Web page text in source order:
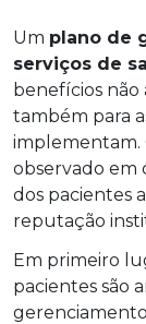
Um plano de
serviços de
benefícios não
também para
implementam.
observado em
dos pacientes
reputação
Em primeiro
pacientes são